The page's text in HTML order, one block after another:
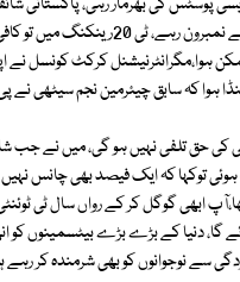
ٹیسٹ میں بھی کچھ عرصے
کرکٹ کونسل نے
ہوا کہ سابق چیئرمین نجم سیٹھی نے
توکہا کہ ایک فیصد بھی چانس نہیں
سے نوجوانوں کو بھی شرمندہ کر رہے